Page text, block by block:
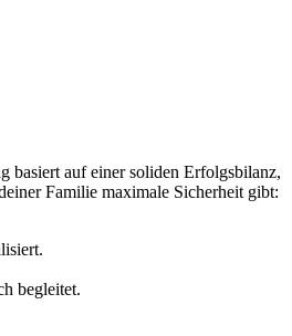
basiert auf einer soliden Erfolgsbilanz,
Familie maximale Sicherheit gibt:
begleitet.